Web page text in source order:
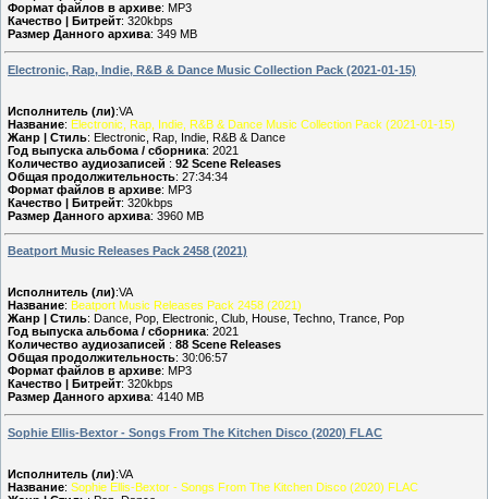
Формат файлов в архиве: MP3
Качество | Битрейт: 320kbps
Размер Данного архива: 349 MB
Electronic, Rap, Indie, R&B & Dance Music Collection Pack (2021-01-15)
Исполнитель (ли):VA
Название: Electronic, Rap, Indie, R&B & Dance Music Collection Pack (2021-01-15)
Жанр | Стиль: Electronic, Rap, Indie, R&B & Dance
Год выпуска альбома / сборника: 2021
Количество аудиозаписей : 92 Scene Releases
Общая продолжительность: 27:34:34
Формат файлов в архиве: MP3
Качество | Битрейт: 320kbps
Размер Данного архива: 3960 MB
Beatport Music Releases Pack 2458 (2021)
Исполнитель (ли):VA
Название: Beatport Music Releases Pack 2458 (2021)
Жанр | Стиль: Dance, Pop, Electronic, Club, House, Techno, Trance, Pop
Год выпуска альбома / сборника: 2021
Количество аудиозаписей : 88 Scene Releases
Общая продолжительность: 30:06:57
Формат файлов в архиве: MP3
Качество | Битрейт: 320kbps
Размер Данного архива: 4140 MB
Sophie Ellis-Bextor - Songs From The Kitchen Disco (2020) FLAC
Исполнитель (ли):VA
Название: Sophie Ellis-Bextor - Songs From The Kitchen Disco (2020) FLAC